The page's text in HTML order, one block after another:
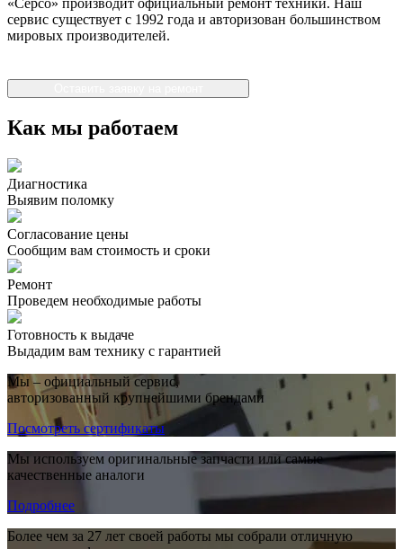
сервис существует с 1992 года и авторизован большинством
мировых производителей.
Как мы работаем
Диагностика
Выявим поломку
Согласование цены
Сообщим вам стоимость и сроки
Ремонт
Проведем необходимые работы
Готовность к выдаче
Выдадим вам технику с гарантией
Мы – официальный сервис,
авторизованный крупнейшими брендами
Посмотреть сертификаты
Мы используем оригинальные запчасти или самые
качественные аналоги
Подробнее
Более чем за 27 лет своей работы мы собрали отличную